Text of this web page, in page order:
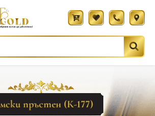
пръстен (К-177)